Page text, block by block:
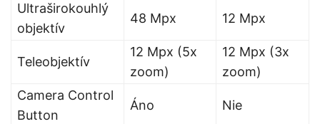
Ultraširokouhlý
objektív
48 Mpx 12 Mpx
Teleobjektív
12 Mpx (5x
zoom)
12 Mpx (3x
zoom)
Camera Control
Button
Áno Nie